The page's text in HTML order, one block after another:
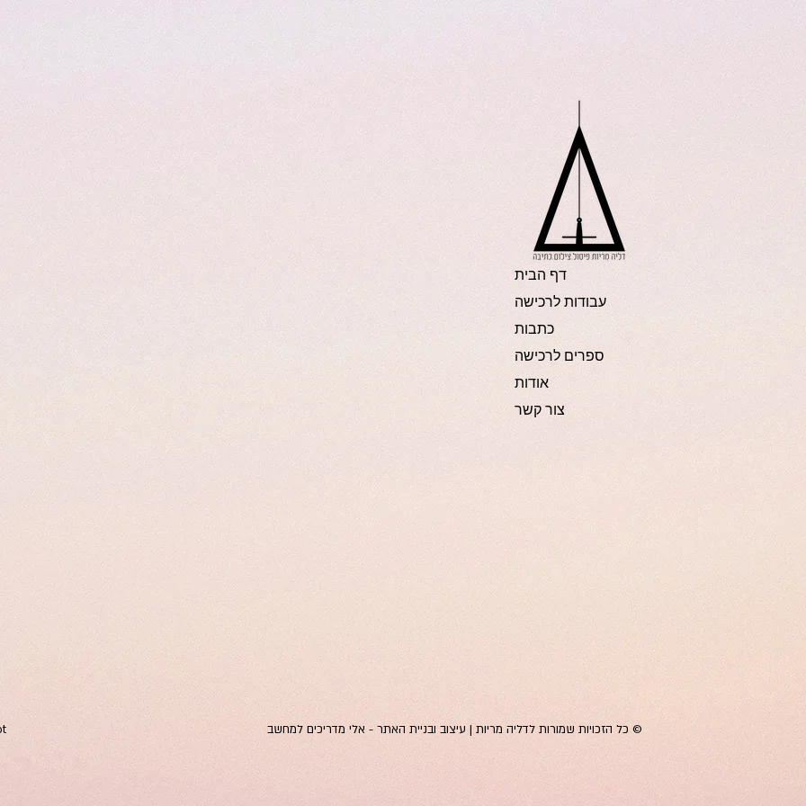
דף הבית
עבודות לרכישה
כתבות
ספרים לרכישה
אודות
צור קשר
© כל הזכויות שמורות לדליה מריות | עיצוב ובניית האתר - אלי מדריכים למחשב